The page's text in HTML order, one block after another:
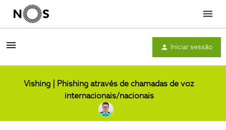
Menu
Iniciar sessão
Vishing | Phishing através de chamadas de voz
internacionais/nacionais